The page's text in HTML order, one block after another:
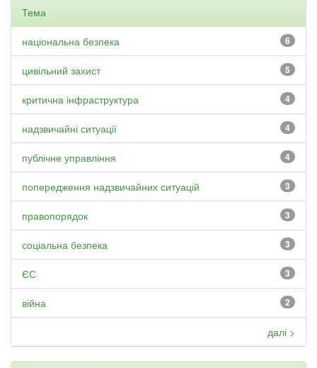
Тема
6
національна безпека
5
цивільний захист
4
критична інфраструктура
4
надзвичайні ситуації
4
публічне управління
3
попередження надзвичайних ситуацій
3
правопорядок
3
соціальна безпека
3
ЄС
2
війна
далі >